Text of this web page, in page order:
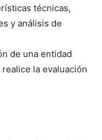
técnicas,
y análisis de
de una entidad
la evaluación